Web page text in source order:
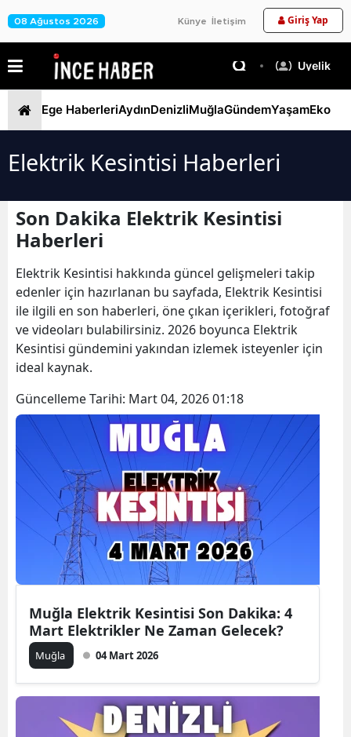
08 Ağustos 2026 Künye İletişim Giriş Yap
Üyelik
Ege HaberleriAydınDenizliMuğlaGündemYaşam
Elektrik Kesintisi Haberleri
Son Dakika Elektrik Kesintisi
Haberleri
Elektrik Kesintisi hakkında güncel gelişmeleri takip
edenler için hazırlanan bu sayfada, Elektrik Kesintisi
ile ilgili en son haberleri, öne çıkan içerikleri, fotoğraf
ve videoları bulabilirsiniz. 2026 boyunca Elektrik
Kesintisi gündemini yakından izlemek isteyenler için
ideal kaynak.
Güncelleme Tarihi: Mart 04, 2026 01:18
Muğla Elektrik Kesintisi Son Dakika: 4
Mart Elektrikler Ne Zaman Gelecek?
Muğla 04 Mart 2026